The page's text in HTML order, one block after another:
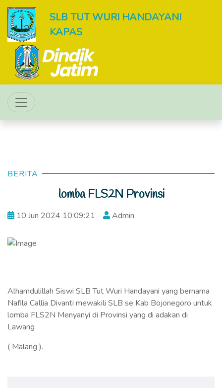
SLB TUT WURI HANDAYANI
KAPAS
BERITA
lomba FLS2N Provinsi
10 Jun 2024 10:09:21 Admin
Alhamdulillah Siswi SLB Tut Wuri Handayani yang bernama
Nafila Callia Divanti mewakili SLB se Kab Bojonegoro untuk
lomba FLS2N Menyanyi di Provinsi yang di adakan di
Lawang
( Malang ).